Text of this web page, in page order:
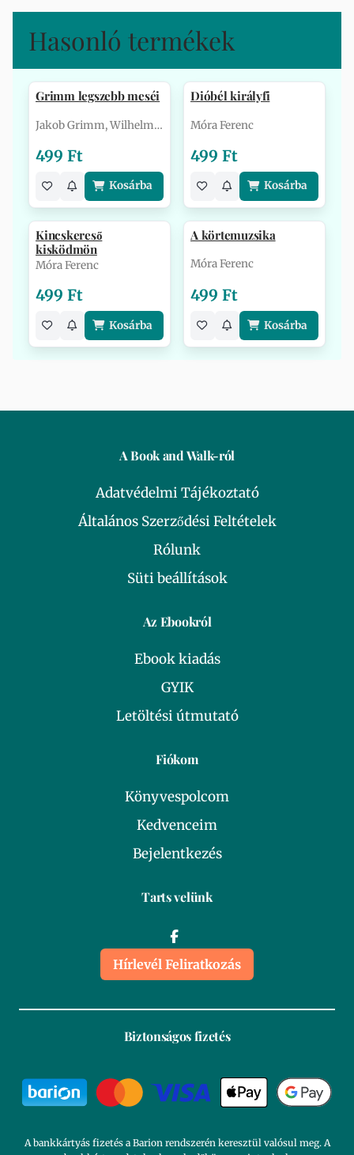
Hasonló termékek
Grimm legszebb meséi
Jakob Grimm, Wilhelm Grimm
499 Ft
Kosárba
Dióbél királyfi
Móra Ferenc
499 Ft
Kosárba
Kincskereső
kisködmön
Móra Ferenc
499 Ft
Kosárba
A körtemuzsika
Móra Ferenc
499 Ft
Kosárba
A Book and Walk-ról
Adatvédelmi Tájékoztató
Általános Szerződési Feltételek
Rólunk
Süti beállítások
Az Ebookról
Ebook kiadás
GYIK
Letöltési útmutató
Fiókom
Könyvespolcom
Kedvenceim
Bejelentkezés
Tarts velünk
Hírlevél Feliratkozás
Biztonságos fizetés
A bankkártyás fizetés a Barion rendszerén keresztül valósul meg. A